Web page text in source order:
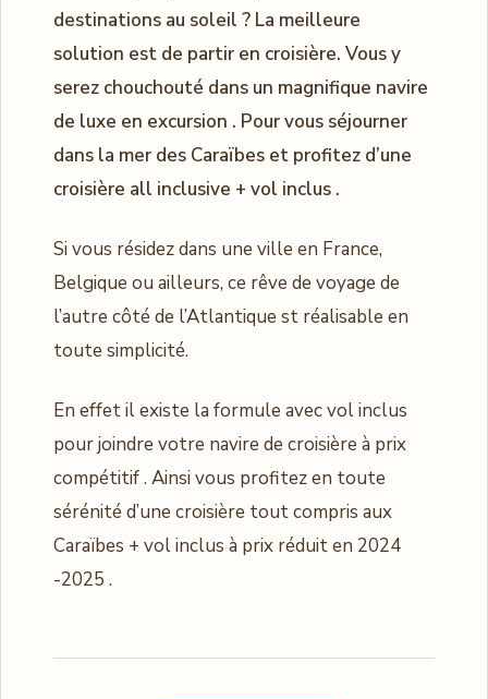
destinations au soleil ? La meilleure
solution est de partir en croisière. Vous y
serez chouchouté dans un magnifique navire
de luxe en excursion . Pour vous séjourner
dans la mer des Caraïbes et profitez d’une
croisière all inclusive + vol inclus .
Si vous résidez dans une ville en France,
Belgique ou ailleurs, ce rêve de voyage de
l’autre côté de l’Atlantique st réalisable en
toute simplicité.
En effet il existe la formule avec vol inclus
pour joindre votre navire de croisière à prix
compétitif . Ainsi vous profitez en toute
sérénité d’une croisière tout compris aux
Caraïbes + vol inclus à prix réduit en 2024
-2025 .